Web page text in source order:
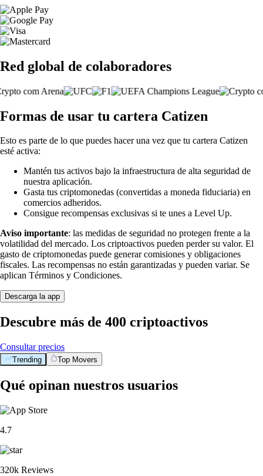
Red global de colaboradores
Formas de usar tu cartera Catizen
Esto es parte de lo que puedes hacer una vez que tu cartera Catizen
esté activa:
Mantén tus activos bajo la infraestructura de alta seguridad de
nuestra aplicación.
Gasta tus criptomonedas (convertidas a moneda fiduciaria) en
comercios adheridos.
Consigue recompensas exclusivas si te unes a Level Up.
Aviso importante: las medidas de seguridad no protegen frente a la
volatilidad del mercado. Los criptoactivos pueden perder su valor. El
gasto de criptomonedas puede generar comisiones y obligaciones
fiscales. Las recompensas no están garantizadas y pueden variar. Se
aplican Términos y Condiciones.
Descarga la app
Descubre más de 400 criptoactivos
Consultar precios
Trending Top Movers
Qué opinan nuestros usuarios
4.7
320k Reviews